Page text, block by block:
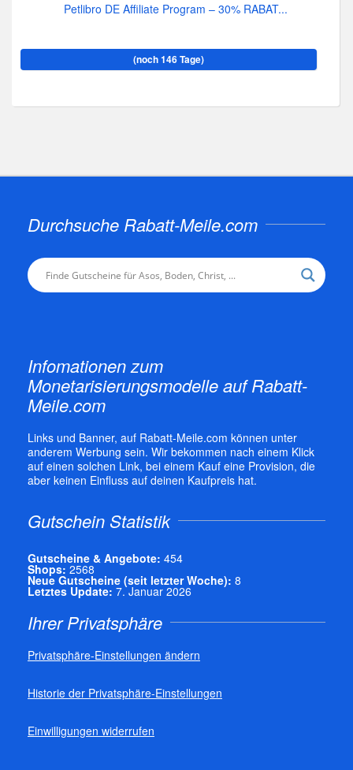
Petlibro DE Affiliate Program – 30% RABAT...
(noch 146 Tage)
Durchsuche Rabatt-Meile.com
Infomationen zum
Monetarisierungsmodelle auf Rabatt-
Meile.com
Links und Banner, auf Rabatt-Meile.com können unter
anderem Werbung sein. Wir bekommen nach einem Klick
auf einen solchen Link, bei einem Kauf eine Provision, die
aber keinen Einfluss auf deinen Kaufpreis hat.
Gutschein Statistik
Gutscheine & Angebote: 454
Shops: 2568
Neue Gutscheine (seit letzter Woche): 8
Letztes Update: 7. Januar 2026
Ihrer Privatsphäre
Privatsphäre-Einstellungen ändern
Historie der Privatsphäre-Einstellungen
Einwilligungen widerrufen